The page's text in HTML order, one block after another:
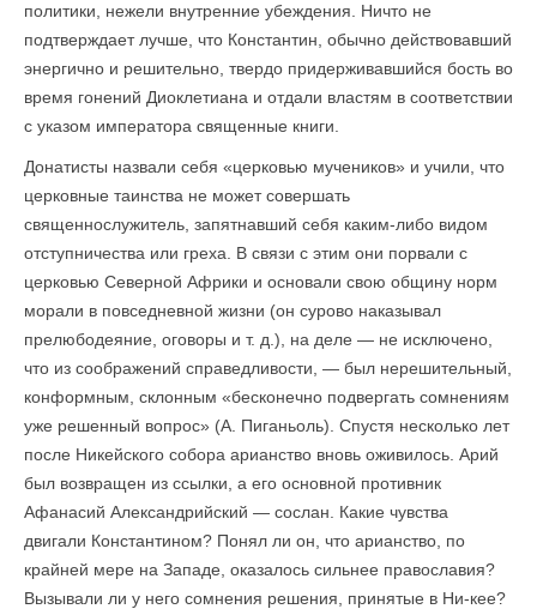
политики, нежели внутренние убеждения. Ничто не
подтверждает лучше, что Константин, обычно действовавший
энергично и решительно, твердо придерживавшийся бость во
время гонений Диоклетиана и отдали властям в соответствии
с указом императора священные книги.
Донатисты назвали себя «церковью мучеников» и учили, что
церковные таинства не может совершать
священнослужитель, запятнавший себя каким-либо видом
отступничества или греха. В связи с этим они порвали с
церковью Северной Африки и основали свою общину норм
морали в повседневной жизни (он сурово наказывал
прелюбодеяние, оговоры и т. д.), на деле — не исключено,
что из соображений справедливости, — был нерешительный,
конформным, склонным «бесконечно подвергать сомнениям
уже решенный вопрос» (А. Пиганьоль). Спустя несколько лет
после Никейского собора арианство вновь оживилось. Арий
был возвращен из ссылки, а его основной противник
Афанасий Александрийский — сослан. Какие чувства
двигали Константином? Понял ли он, что арианство, по
крайней мере на Западе, оказалось сильнее православия?
Вызывали ли у него сомнения решения, принятые в Ни-кее?